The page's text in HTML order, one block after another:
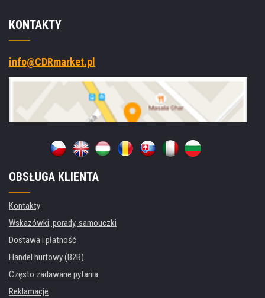
KONTAKTY
info@CDRmarket.pl
OBSŁUGA KLIENTA
Kontakty
Wskazówki, porady, samouczki
Dostawa i płatność
Handel hurtowy (B2B)
Często zadawane pytania
Reklamacje